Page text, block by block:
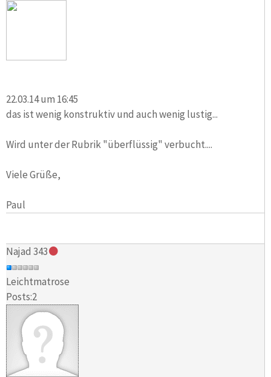
22.03.14 um 16:45
das ist wenig konstruktiv und auch wenig lustig...
Wird unter der Rubrik "überflüssig" verbucht....
Viele Grüße,
Paul
Najad 343
Leichtmatrose
Posts:2